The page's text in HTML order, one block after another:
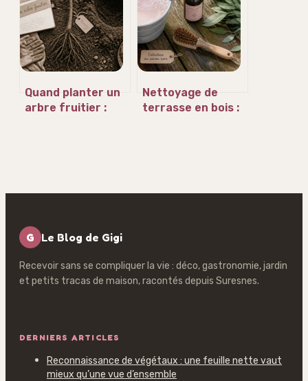
jardin
immédiatement
sans échec
Quand planter un
arbre fruitier :
Nettoyage de
terrasse en bois :
G Le Blog de Gigi
Recevoir sans se compliquer la vie : déco, gastronomie, jardin
et petits tracas de maison, racontés depuis Suresnes.
DERNIERS ARTICLES
Reconnaissance de végétaux : une feuille nette vaut
mieux qu’une vue d’ensemble